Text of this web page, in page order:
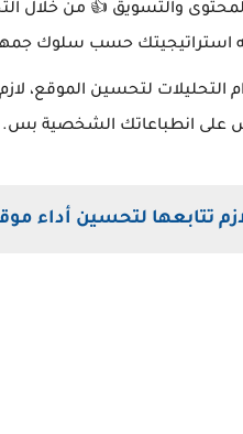
والتسويق 👍 من خلال
استراتيجيتك حسب سلوك
لتحسين الموقع،
انطباعاتك الشخصية بس.
تتابعها لتحسين أداء